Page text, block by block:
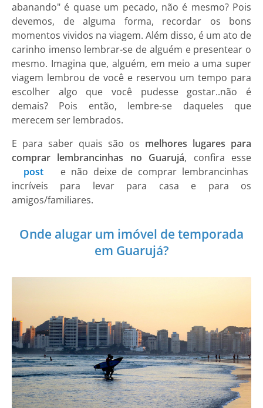
abanando" é quase um pecado, não é mesmo? Pois
devemos, de alguma forma, recordar os bons
momentos vividos na viagem. Além disso, é um ato de
carinho imenso lembrar-se de alguém e presentear o
mesmo. Imagina que, alguém, em meio a uma super
viagem lembrou de você e reservou um tempo para
escolher algo que você pudesse gostar..não é
demais? Pois então, lembre-se daqueles que
merecem ser lembrados.
E para saber quais são os melhores lugares para
comprar lembrancinhas no Guarujá, confira esse
post
e não deixe de comprar lembrancinhas
incríveis para levar para casa e para os
amigos/familiares.
Onde alugar um imóvel de temporada
em Guarujá?